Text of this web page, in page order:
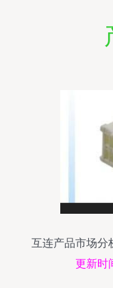
互连产品市场分
更新时